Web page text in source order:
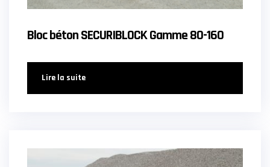
Bloc béton SECURIBLOCK Gamme 80-160
Lire la suite